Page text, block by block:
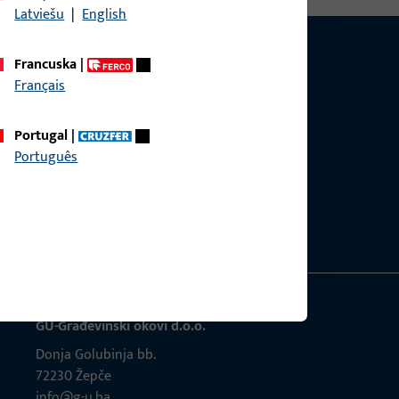
Latviešu | English
Francuska|
Français
Portugal|
Português
GU-Građevinski okovi d.o.o.
Donja Golubinja bb.
72230 Žepče